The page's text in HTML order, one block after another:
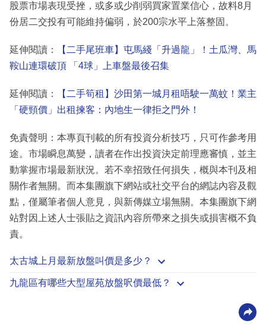
股票市場表現受挫，或多或少削弱買家置業信心，故料8月
份居二交投有可能維持偏弱，於200宗水平上落整固。
延伸閱讀：
【二手尾班車】屯馬綫「升過龍」！土瓜灣、馬
鞍山連環破頂 「4球」上車盤最後召集
延伸閱讀：
【二手筍租】沙田第一城月租唔駛一萬蚊！業主
「硬頸價」出租揀客：內地生一律拒之門外！
免責聲明：本專頁刊載的所有投資分析技巧，只可作參考用
途。市場瞬息萬變，讀者在作出投資決定前理應審慎，並主
動掌握市場最新狀況。若不幸招致任何損失，概與本刊及相
關作者無關。而本集團旗下網站或社交平台的網誌內容及觀
點，僅屬筆者個人意見，與新傳媒立場無關。本集團旗下網
站對因上述人士張貼之資訊內容所帶來之損失或損害概不負
責。
太古城上月最新放盤叫價是多少？
九龍區有哪些大型屋苑放盤呎價最低？